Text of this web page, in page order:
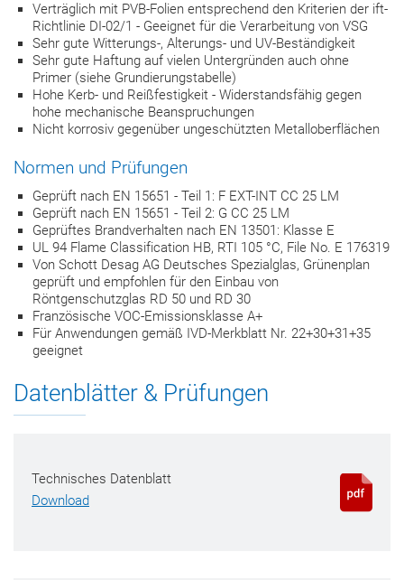
Verträglich mit PVB-Folien entsprechend den Kriterien der ift-
Richtlinie DI-02/1 - Geeignet für die Verarbeitung von VSG
Sehr gute Witterungs-, Alterungs- und UV-Beständigkeit
Sehr gute Haftung auf vielen Untergründen auch ohne
Primer (siehe Grundierungstabelle)
Hohe Kerb- und Reißfestigkeit - Widerstandsfähig gegen
hohe mechanische Beanspruchungen
Nicht korrosiv gegenüber ungeschützten Metalloberflächen
Normen und Prüfungen
Geprüft nach EN 15651 - Teil 1: F EXT-INT CC 25 LM
Geprüft nach EN 15651 - Teil 2: G CC 25 LM
Geprüftes Brandverhalten nach EN 13501: Klasse E
UL 94 Flame Classification HB, RTI 105 °C, File No. E 176319
Von Schott Desag AG Deutsches Spezialglas, Grünenplan
geprüft und empfohlen für den Einbau von
Röntgenschutzglas RD 50 und RD 30
Französische VOC-Emissionsklasse A+
Für Anwendungen gemäß IVD-Merkblatt Nr. 22+30+31+35
geeignet
Datenblätter & Prüfungen
Technisches Datenblatt
Download